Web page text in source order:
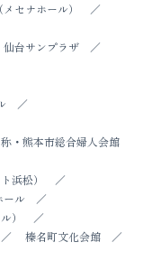
セナホール）
仙台サンプラザ
・熊本市総合婦人会館
浜松）
ール
）
榛名町文化会館